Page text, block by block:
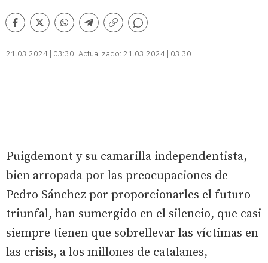
Facebook
TwitterWhatsappTelegram
Copiar
Comentarios
21.03.2024 | 03:30 Actualizado: 21.03.2024 | 03:30
Puigdemont y su camarilla independentista,
bien arropada por las preocupaciones de
Pedro Sánchez por proporcionarles el futuro
triunfal, han sumergido en el silencio, que casi
siempre tienen que sobrellevar las víctimas en
las crisis, a los millones de catalanes,